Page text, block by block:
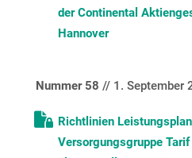
der Continental
Hannover
Nummer 58 // 1. September
Richtlinien Leistungsplan
Versorgungsgruppe